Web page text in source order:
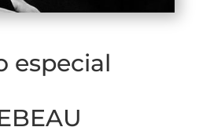
especial